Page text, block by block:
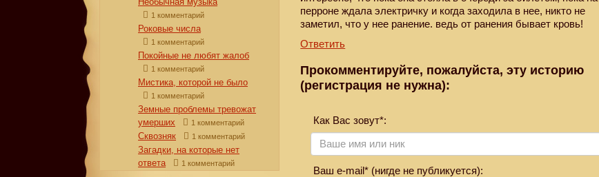
перpоне ждала электричку и когда заходила в нее, никто не
заметил, что у нее ранение. ведь от ранения бывает кровь!
Ответить
Прокомментируйте, пожалуйста, эту историю
(регистрация не нужна):
Как Вас зовут*:
Ваш e-mail* (нигде не публикуется):
1 комментарий
Роковые числа
1 комментарий
Покойные не любят жалоб
1 комментарий
Мистика, которой не было
1 комментарий
Земные проблемы тревожат
умерших
1 комментарий
Сквозняк 1 комментарий
Загадки, на которые нет
ответа
1 комментарий